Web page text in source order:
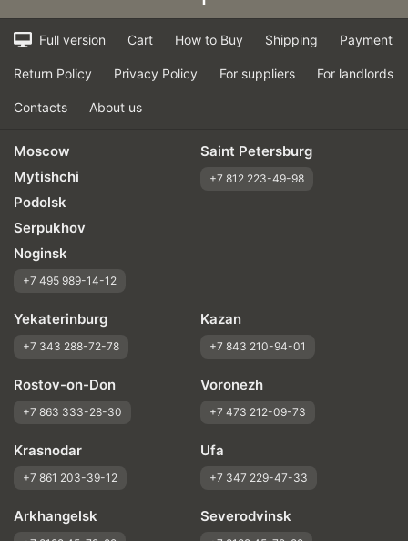
Full version Cart How to Buy Shipping Payment
Return Policy Privacy Policy For suppliers For landlords
Contacts About us
Moscow
Mytishchi
Podolsk
Serpukhov
Noginsk
+7 495 989-14-12
Saint Petersburg
+7 812 223-49-98
Yekaterinburg
+7 343 288-72-78
Kazan
+7 843 210-94-01
Rostov-on-Don
+7 863 333-28-30
Voronezh
+7 473 212-09-73
Krasnodar
+7 861 203-39-12
Ufa
+7 347 229-47-33
Arkhangelsk Severodvinsk